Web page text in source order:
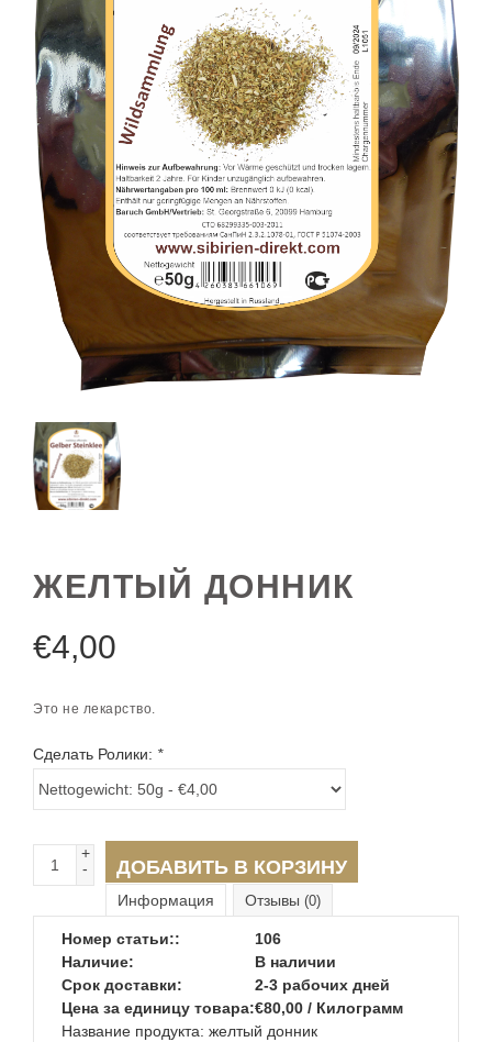
ЖЕЛТЫЙ ДОННИК
€4,00
Это не лекарство.
Сделать Ролики: *
+
-
ДОБАВИТЬ В КОРЗИНУ
Информация Отзывы (0)
Номер статьи::
106
Наличие:
В наличии
Срок доставки:
2-3 рабочих дней
Цена за единицу товара:€80,00 / Килограмм
Название продукта: желтый донник